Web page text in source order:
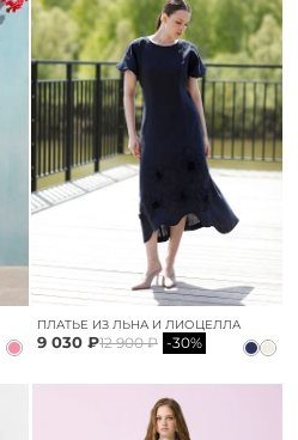
ПЛАТЬЕ ИЗ ЛЬНА И ЛИОЦЕЛЛА
9 030 ₽12 900 ₽ -30%